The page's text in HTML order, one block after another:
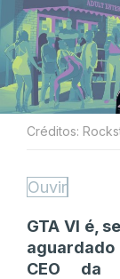
Créditos:
Ouvir
GTA VI é,
CEO da